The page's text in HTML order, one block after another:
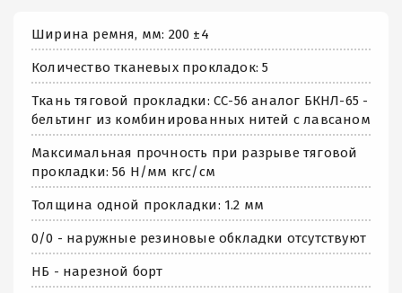
Ширина ремня, мм: 200 ±4
Количество тканевых прокладок: 5
Ткань тяговой прокладки: СС-56 аналог БКНЛ-65 -
бельтинг из комбинированных нитей с лавсаном
Максимальная прочность при разрыве тяговой
прокладки: 56 Н/мм кгс/см
Толщина одной прокладки: 1.2 мм
0/0 - наружные резиновые обкладки отсутствуют
НБ - нарезной борт